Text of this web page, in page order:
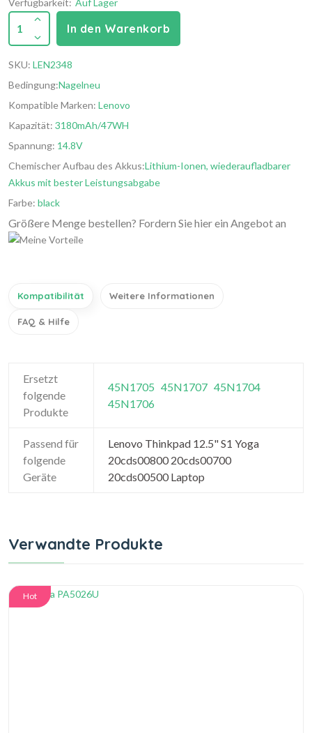
Verfügbarkeit: Auf Lager
1 In den Warenkorb
SKU: LEN2348
Bedingung:Nagelneu
Kompatible Marken: Lenovo
Kapazität: 3180mAh/47WH
Spannung: 14.8V
Chemischer Aufbau des Akkus:Lithium-Ionen, wiederaufladbarer
Akkus mit bester Leistungsabgabe
Farbe: black
Größere Menge bestellen? Fordern Sie hier ein Angebot an
Kompatibilität Weitere Informationen
FAQ & Hilfe
Ersetzt
folgende
Produkte
45N1705 45N1707 45N1704
45N1706
Passend für
folgende
Geräte
Lenovo Thinkpad 12.5" S1 Yoga
20cds00800 20cds00700
20cds00500 Laptop
Verwandte Produkte
Hot